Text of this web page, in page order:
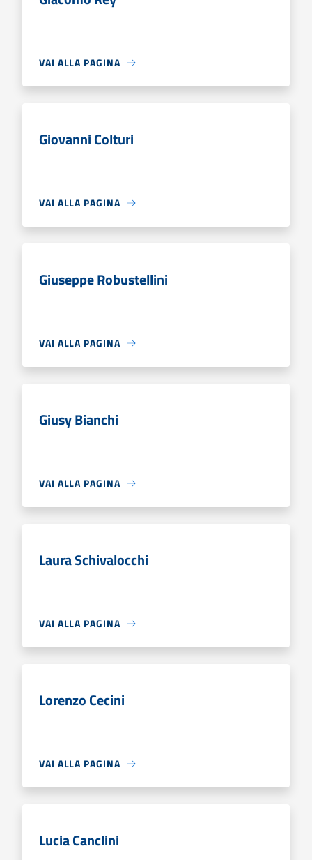
VAI ALLA PAGINA
Giovanni Colturi
VAI ALLA PAGINA
Giuseppe Robustellini
VAI ALLA PAGINA
Giusy Bianchi
VAI ALLA PAGINA
Laura Schivalocchi
VAI ALLA PAGINA
Lorenzo Cecini
VAI ALLA PAGINA
Lucia Canclini